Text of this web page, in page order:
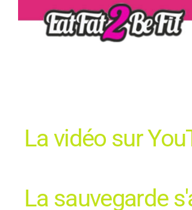
La vidéo sur
La sauvegarde